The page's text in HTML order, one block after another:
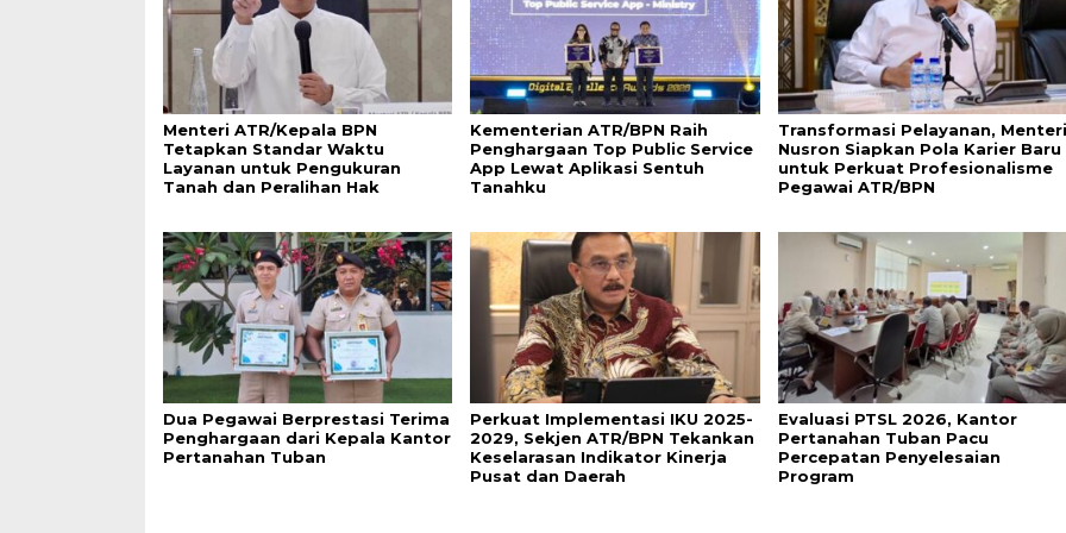
Menteri ATR/Kepala BPN
Tetapkan Standar Waktu
Layanan untuk Pengukuran
Tanah dan Peralihan Hak
Kementerian ATR/BPN Raih
Penghargaan Top Public Service
App Lewat Aplikasi Sentuh
Tanahku
Transformasi Pelayanan, Menteri
Nusron Siapkan Pola Karier Baru
untuk Perkuat Profesionalisme
Pegawai ATR/BPN
Dua Pegawai Berprestasi Terima
Penghargaan dari Kepala Kantor
Pertanahan Tuban
Perkuat Implementasi IKU 2025-
2029, Sekjen ATR/BPN Tekankan
Keselarasan Indikator Kinerja
Pusat dan Daerah
Evaluasi PTSL 2026, Kantor
Pertanahan Tuban Pacu
Percepatan Penyelesaian
Program